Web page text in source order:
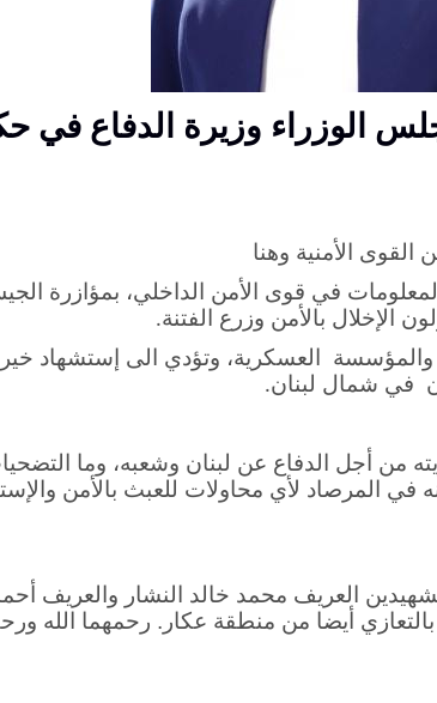
الوزراء وزيرة الدفاع في
القوى الأمنية وهنا
المعلومات في قوى الأمن الداخلي، بمؤازرة
الإخلال بالأمن وزرع الفتنة.
والمؤسسة العسكرية، وتؤدي الى إستشهاد
في شمال لبنان.
من أجل الدفاع عن لبنان وشعبه، وما
في المرصاد لأي محاولات للعبث بالأمن
العريف محمد خالد النشار والعريف
أيضا من منطقة عكار. رحمهما الله